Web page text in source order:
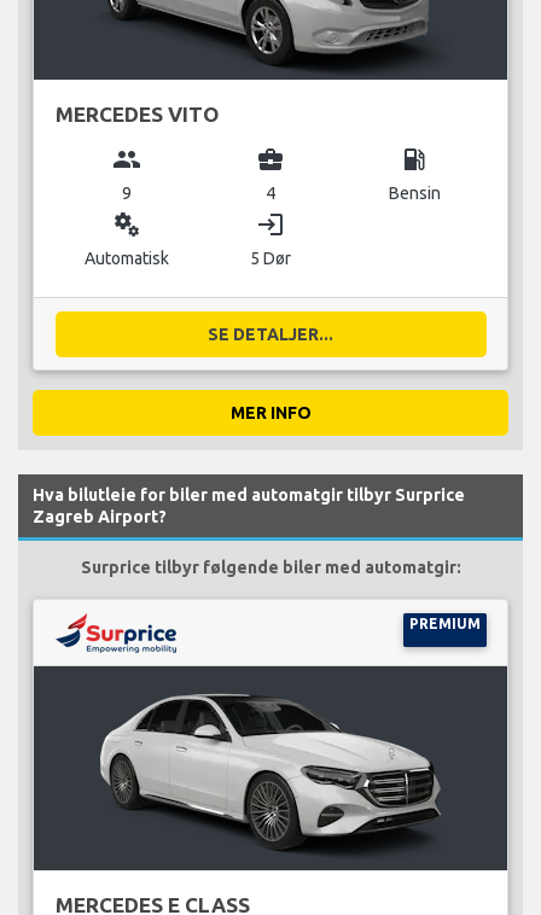
MERCEDES VITO
group
9
business_center
4
local_gas_station
Bensin
miscellaneous_services
Automatisk
login
5 Dør
SE DETALJER...
MER INFO
Hva bilutleie for biler med automatgir tilbyr Surprice
Zagreb Airport?
Surprice tilbyr følgende biler med automatgir:
PREMIUM
MERCEDES E CLASS